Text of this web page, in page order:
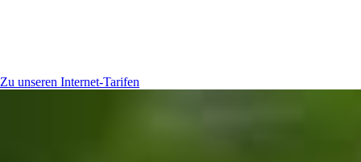
Zu unseren Internet-Tarifen